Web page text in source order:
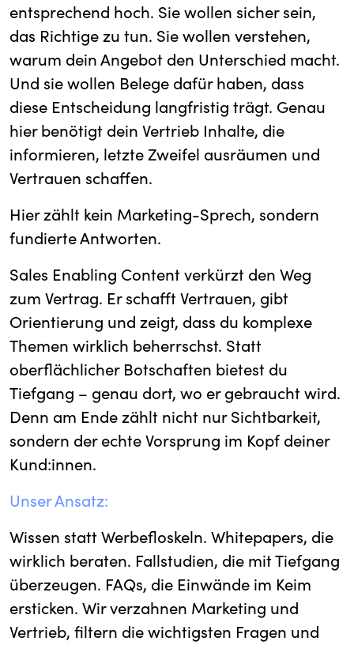
entsprechend hoch. Sie wollen sicher sein,
das Richtige zu tun. Sie wollen verstehen,
warum dein Angebot den Unterschied macht.
Und sie wollen Belege dafür haben, dass
diese Entscheidung langfristig trägt. Genau
hier benötigt dein Vertrieb Inhalte, die
informieren, letzte Zweifel ausräumen und
Vertrauen schaffen.
Hier zählt kein Marketing-Sprech, sondern
fundierte Antworten.
Sales Enabling Content verkürzt den Weg
zum Vertrag. Er schafft Vertrauen, gibt
Orientierung und zeigt, dass du komplexe
Themen wirklich beherrschst. Statt
oberflächlicher Botschaften bietest du
Tiefgang – genau dort, wo er gebraucht wird.
Denn am Ende zählt nicht nur Sichtbarkeit,
sondern der echte Vorsprung im Kopf deiner
Kund:innen.
Unser Ansatz:
Wissen statt Werbefloskeln. Whitepapers, die
wirklich beraten. Fallstudien, die mit Tiefgang
überzeugen. FAQs, die Einwände im Keim
ersticken. Wir verzahnen Marketing und
Vertrieb, filtern die wichtigsten Fragen und